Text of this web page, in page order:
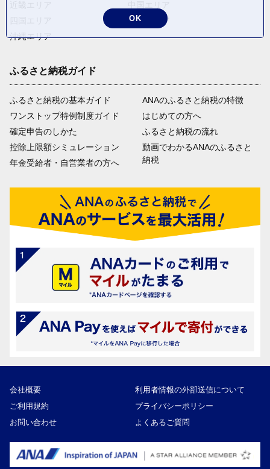
沖縄エリア
九州エリア
ふるさと納税ガイド
ふるさと納税の基本ガイド
ワンストップ特例制度ガイド
確定申告のしかた
控除上限額シミュレーション
年金受給者・自営業者の方へ
ANAのふるさと納税の特徴
はじめての方へ
ふるさと納税の流れ
動画でわかるANAのふるさと
納税
会社概要
利用者情報の外部送信について
ご利用規約
プライバシーポリシー
お問い合わせ
よくあるご質問
OK